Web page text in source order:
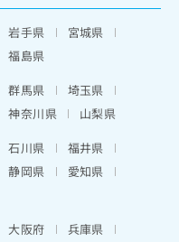
岩手県
宮城県
福島県
群馬県
埼玉県
神奈川県
山梨県
石川県
福井県
静岡県
愛知県
大阪府
兵庫県